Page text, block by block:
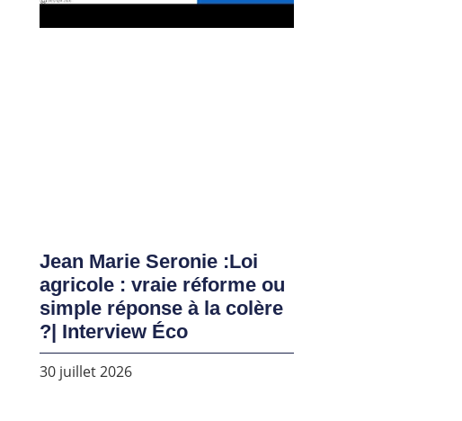
Jean Marie Seronie :Loi
agricole : vraie réforme ou
simple réponse à la colère
?| Interview Éco
30 juillet 2026